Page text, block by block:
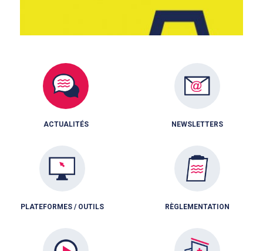
ACTUALITÉS NEWSLETTERS
PLATEFORMES / OUTILS RÈGLEMENTATION